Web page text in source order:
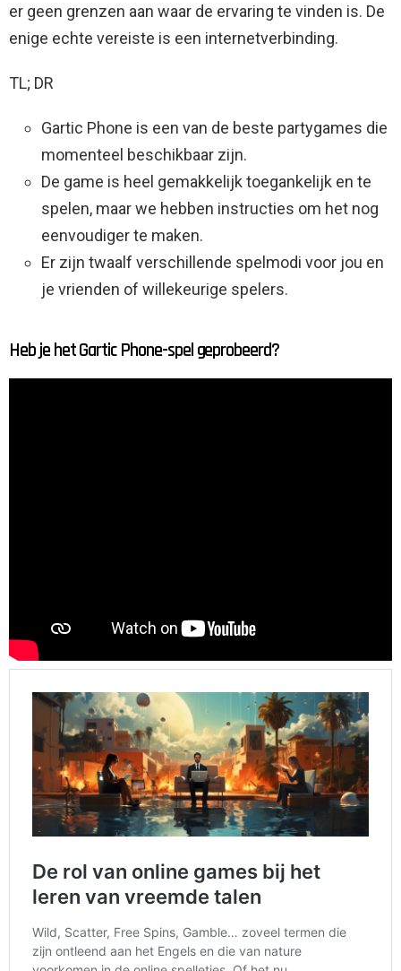
er geen grenzen aan waar de ervaring te vinden is. De
enige echte vereiste is een internetverbinding.
TL; DR
Gartic Phone is een van de beste partygames die
momenteel beschikbaar zijn.
De game is heel gemakkelijk toegankelijk en te
spelen, maar we hebben instructies om het nog
eenvoudiger te maken.
Er zijn twaalf verschillende spelmodi voor jou en
je vrienden of willekeurige spelers.
Heb je het Gartic Phone-spel geprobeerd?